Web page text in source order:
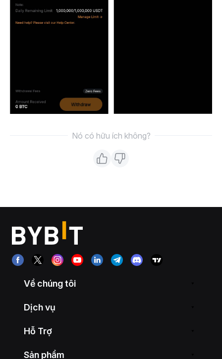
Nó có hữu ích không?
Về chúng tôi
Dịch vụ
Hỗ Trợ
Sản phẩm